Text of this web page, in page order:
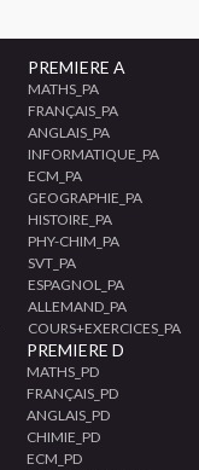
PREMIERE A
MATHS_PA
FRANÇAIS_PA
ANGLAIS_PA
INFORMATIQUE_PA
ECM_PA
GEOGRAPHIE_PA
HISTOIRE_PA
PHY-CHIM_PA
SVT_PA
ESPAGNOL_PA
ALLEMAND_PA
COURS+EXERCICES_PA
PREMIERE D
MATHS_PD
FRANÇAIS_PD
ANGLAIS_PD
CHIMIE_PD
ECM_PD